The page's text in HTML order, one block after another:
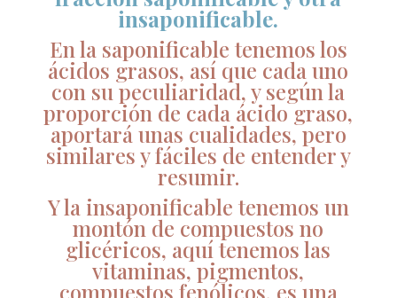
insaponificable.
En la saponificable tenemos los
ácidos grasos, así que cada uno
con su peculiaridad, y según la
proporción de cada ácido graso,
aportará unas cualidades, pero
similares y fáciles de entender y
resumir.
Y la insaponificable tenemos un
montón de compuestos no
glicéricos, aquí tenemos las
vitaminas, pigmentos,
compuestos fenólicos, es una